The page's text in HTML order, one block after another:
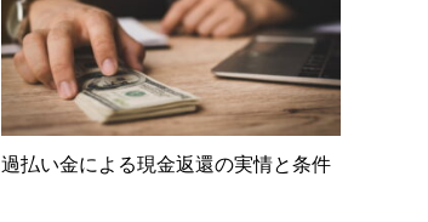
過払い金による現金返還の実情と条件